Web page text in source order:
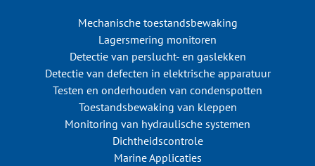
Mechanische toestandsbewaking
Lagersmering monitoren
Detectie van perslucht- en gaslekken
Detectie van defecten in elektrische apparatuur
Testen en onderhouden van condenspotten
Toestandsbewaking van kleppen
Monitoring van hydraulische systemen
Dichtheidscontrole
Marine Applicaties